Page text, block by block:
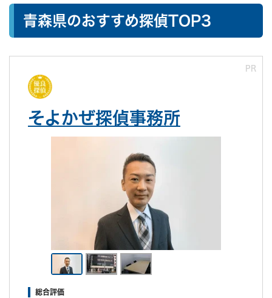
青森県のおすすめ探偵TOP3
PR
そよかぜ探偵事務所
総合評価